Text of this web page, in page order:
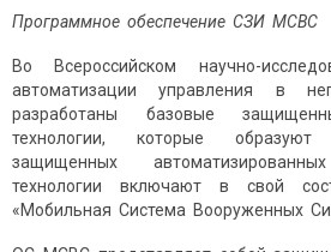
Программное обеспечение СЗИ МСВС
Во Всероссийском научно-
автоматизации управления в
разработаны базовые
технологии, которые образуют
защищенных
технологии включают в свой
«Мобильная Система Вооруженных